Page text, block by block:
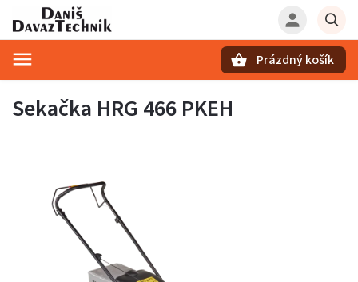
Prázdný košík
Sekačka HRG 466 PKEH